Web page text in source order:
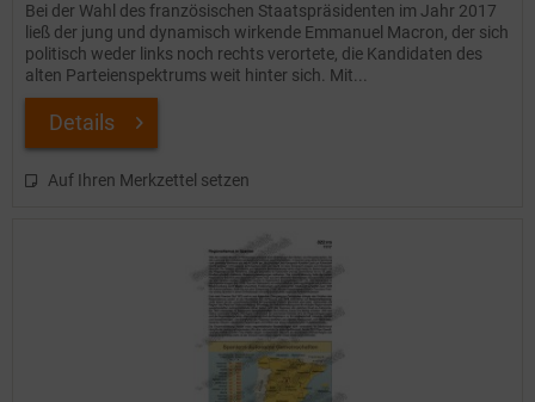
Bei der Wahl des französischen Staatspräsidenten im Jahr 2017
ließ der jung und dynamisch wirkende Emmanuel Macron, der sich
politisch weder links noch rechts verortete, die Kandidaten des
alten Parteienspektrums weit hinter sich. Mit...
Details
Auf Ihren Merkzettel setzen